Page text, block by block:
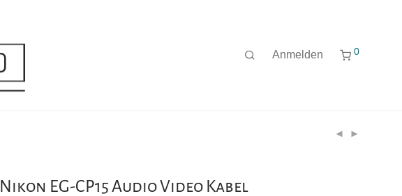
Anmelden 0
Nikon EG-CP15 Audio Video Kabel